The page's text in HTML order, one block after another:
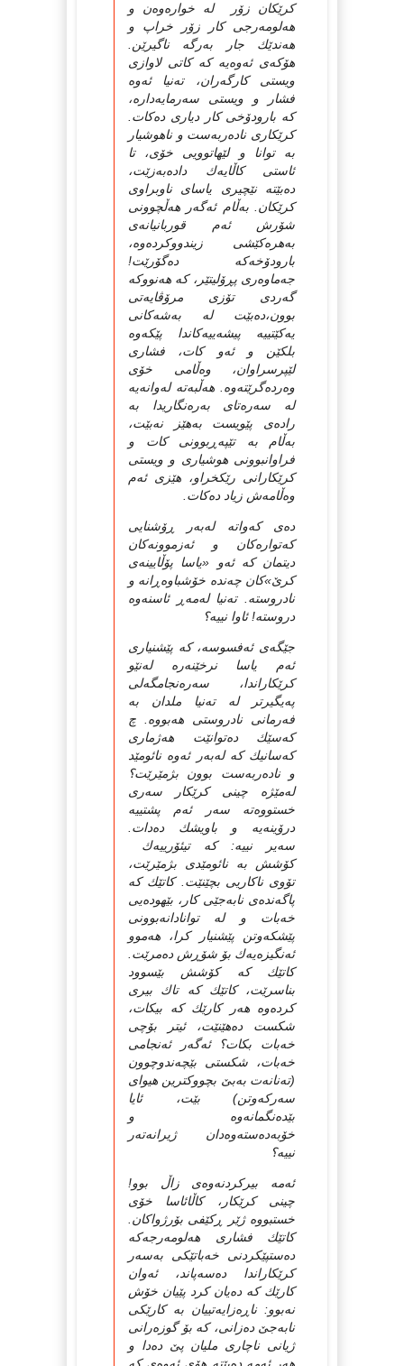
کرێکان زۆر له‌ خواره‌وه‌ن و
هه‌لومه‌رجی کار زۆر خراپ و
هه‌ندێك جار به‌رگه‌ ناگیرێن.
هۆکه‌ی ئه‌وه‌یه‌ که‌ کاتی لاوازی
ویستی کارگه‌ران، ته‌نیا ئه‌وه‌
فشار و ویستی سه‌رمایه‌داره‌،
که‌ بارودۆخی کار دیاری ده‌کات.
کرێکاری ناده‌ربه‌ست و ناهوشیار
به‌ توانا و لێهاتوویی خۆی، تا
ئاستی کاڵایه‌ك داده‌به‌زێت،
ده‌بێته‌ نێچیری یاسای ناوبراوی
کرێکان. به‌ڵام ئه‌گه‌ر هه‌ڵچوونی
شۆرش ئه‌م قوربانیانه‌ی
به‌هره‌کێشی زیندووکرده‌وه‌،
بارودۆخه‌که‌ ده‌گۆرێت!
جه‌ماوه‌ری پڕۆلیتێر، که‌ هه‌نووکه‌
گه‌ردی تۆزی مرۆڤایه‌تی
بوون،ده‌بێت له‌ به‌شه‌کانی
یه‌کێتییه‌ پیشه‌ییه‌کاندا پێکه‌وه‌
بلکێن و ئه‌و کات، فشاری
لێپرسراوان، وه‌ڵامی خۆی
وه‌رده‌گرێته‌وه‌. هه‌ڵبه‌ته‌ له‌وانه‌یه‌
له‌ سه‌ره‌تای به‌ره‌نگاریدا به‌
راده‌ی پێویست به‌هێز نه‌بێت،
به‌ڵام به‌ تێپه‌ڕبوونی کات و
فراوانبوونی هوشیاری و ویستی
کرێکارانی رێکخراو، هێزی ئه‌م
وه‌ڵامه‌ش زیاد ده‌کات.
ده‌ی که‌واته‌ له‌به‌ر ڕۆشنایی
که‌تواره‌کان و ئه‌زموونه‌کان
دیتمان که‌ ئه‌و «یاسا پۆڵایینه‌ی
کرێ»کان چه‌نده‌ خۆشباوه‌ڕانه‌ و
نادروسته‌. ته‌نیا له‌مه‌ڕ ئاسنه‌وه‌
دروسته‌! ئاوا نییه‌؟
جێگه‌ی ئه‌فسوسه‌، که‌ پێشنیاری
ئه‌م یاسا نرخێنه‌ره‌ له‌نێو
کرێکاراندا، سه‌ره‌نجامگه‌لی
په‌یگیرتر له‌ ته‌نیا ملدان به‌
فه‌رمانی نادروستی هه‌بووه‌. چ
که‌سێك ده‌توانێت هه‌ژماری
که‌سانیك که‌ له‌به‌ر ئه‌وه‌ نائومێد
و ناده‌ربه‌ست بوون بژمێرێت؟
له‌مێژه‌ چینی کرێکار سه‌ری
خستووه‌ته‌ سه‌ر ئه‌م پشتییه‌
درۆینه‌یه‌ و باویشك ده‌دات.
سه‌یر نییه‌: که‌ ‌تیئۆرییه‌ك
کۆشش به‌ نائومێدی بژمێرێت،
تۆوی ناکاریی بچێنێت. کاتێك که‌
پاگه‌نده‌ی نابه‌جێی کار، بێهوده‌یی
خه‌بات و له‌ توانادانه‌بوونی
پێشکه‌وتن پێشنیار کرا، هه‌موو
ئه‌نگیزه‌یه‌ك بۆ شۆڕش ده‌مرێت.
کاتێك که‌ کۆشش بێسوود
بناسرێت، کاتێك که‌ تاك بیری
کرده‌وه‌ هه‌ر کارێك که‌ بیکات،
شکست ده‌هێنێت، ئیتر بۆچی
خه‌بات بکات؟ ئه‌گه‌ر ئه‌نجامی
خه‌بات، شکستی بێچه‌ندوچوون
(ته‌نانه‌ت به‌بێ بچووکترین هیوای
سه‌رکه‌وتن) بێت، ئایا
بێده‌نگمانه‌وه‌ و
خۆبه‌ده‌سته‌وه‌دان ژیرانه‌ته‌ر
نییه‌؟
ئه‌مه‌ بیرکردنه‌وه‌ی زاڵ بوو!
چینی کرێکار، کاڵائاسا خۆی
خستبووه‌ ژێر ڕکێفی بۆرژواکان.
کاتێك فشاری هه‌لومه‌رجه‌که‌
ده‌ستپێکردنی خه‌باتێکی به‌سه‌ر
کرێکاراندا ده‌سه‌پاند، ئه‌وان
کارێك که‌ ده‌یان کرد پێیان خۆش
نه‌بوو: ناڕه‌زایه‌تییان به‌ کارێکی
نابه‌جێ ده‌زانی، که‌ بۆ گوزه‌رانی
ژیانی ناچاری ملیان پێ ده‌دا و